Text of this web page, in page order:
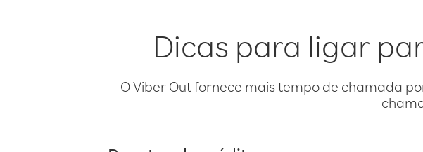
Dicas para ligar
O Viber Out fornece mais tempo de chamada